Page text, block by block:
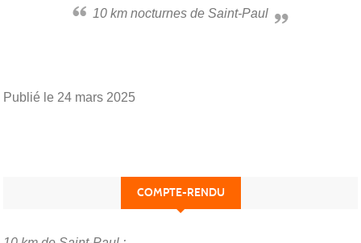
10 km nocturnes de Saint-Paul
Publié le 24 mars 2025
COMPTE-RENDU